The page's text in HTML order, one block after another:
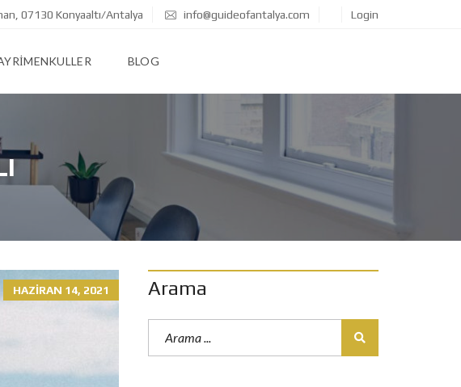
07130 Konyaaltı/Antalya info@guideofantalya.com Login
BLOG
HAZIRAN 14, 2021 Arama